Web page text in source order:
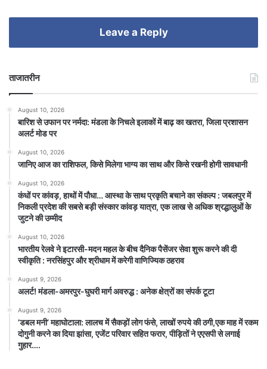
Leave a Reply
ताजातरीन
August 10, 2026
बारिश से उफान पर नर्मदा: मंडला के निचले इलाकों में बाढ़ का खतरा, जिला प्रशासन
अलर्ट मोड पर
August 10, 2026
जानिए आज का राशिफल, किसे मिलेगा भाग्य का साथ और किसे रखनी होगी सावधानी
August 10, 2026
कंधों पर कांवड़, हाथों में पौधा… आस्था के साथ प्रकृति बचाने का संकल्प : जबलपुर में
निकली प्रदेश की सबसे बड़ी संस्कार कांवड़ यात्रा, एक लाख से अधिक श्रद्धालुओं के
जुटने की उम्मीद
August 10, 2026
भारतीय रेलवे ने इटारसी-मदन महल के बीच दैनिक पैसेंजर सेवा शुरू करने की दी
स्वीकृति : नरसिंहपुर और श्रीधाम में करेगी वाणिज्यिक ठहराव
August 9, 2026
अलर्ट! मंडला-अमरपुर-घुघरी मार्ग अवरुद्ध : अनेक क्षेत्रों का संपर्क टूटा
August 9, 2026
​’डबल मनी’ महाघोटाला: लालच में सैकड़ों लोग फंसे, लाखों रुपये की ठगी,एक माह में रकम
दोगुनी करने का दिया झांसा, एजेंट परिवार सहित फरार, पीड़ितों ने एएसपी से लगाई
गुहार….